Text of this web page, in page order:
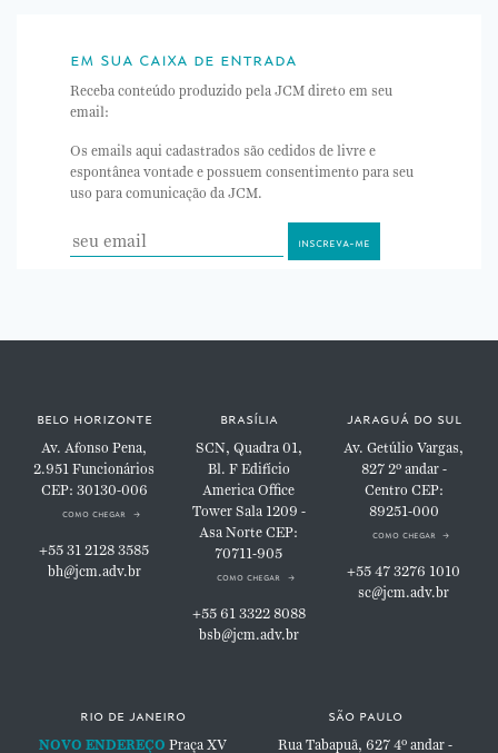
em sua caixa de entrada
Receba conteúdo produzido pela JCM direto em seu
email:
Os emails aqui cadastrados são cedidos de livre e
espontânea vontade e possuem consentimento para seu
uso para comunicação da JCM.
belo horizonte
Av. Afonso Pena,
2.951Funcionários
CEP: 30130-006
como chegar
+55 31 2128 3585
bh@jcm.adv.br
brasília
SCN, Quadra 01,
Bl. FEdifício
America Office
TowerSala 1209 -
Asa NorteCEP:
70711-905
como chegar
+55 61 3322 8088
bsb@jcm.adv.br
jaraguá do sul
Av. Getúlio Vargas,
8272º andar -
Centro CEP:
89251-000
como chegar
+55 47 3276 1010
sc@jcm.adv.br
rio de janeiro
NOVO ENDEREÇO Praça XV
são paulo
Rua Tabapuã, 6274º andar -